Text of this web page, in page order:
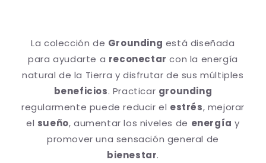
La colección de Grounding está diseñada
para ayudarte a reconectar con la energía
natural de la Tierra y disfrutar de sus múltiples
beneficios. Practicar grounding
regularmente puede reducir el estrés, mejorar
el sueño, aumentar los niveles de energía y
promover una sensación general de
bienestar.